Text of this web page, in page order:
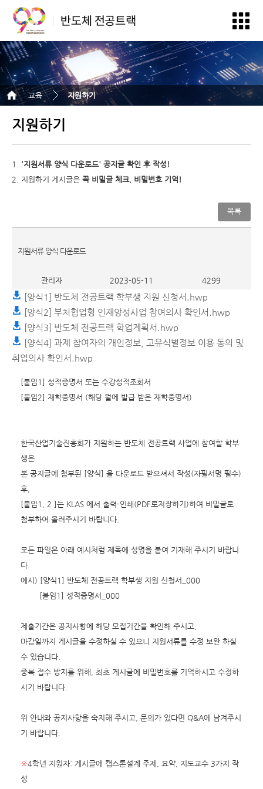
교육 지원하기
지원하기
1. '지원서류 양식 다운로드' 공지글 확인 후 작성!
2. 지원하기 게시글은 꼭 비밀글 체크, 비밀번호 기억!
목록
지원서류 양식 다운로드
관리자 2023-05-11 4299
[양식1] 반도체 전공트랙 학부생 지원 신청서.hwp
[양식2] 부처협업형 인재양성사업 참여의사 확인서.hwp
[양식3] 반도체 전공트랙 학업계획서.hwp
[양식4] 과제 참여자의 개인정보, 고유식별정보 이용 동의 및
취업의사 확인서.hwp
[붙임1] 성적증명서 또는 수강성적조회서
[붙임2] 재학증명서 (해당 월에 발급 받은 재학증명서)
한국산업기술진흥회가 지원하는 반도체 전공트랙 사업에 참여할 학부
생은
본 공지글에 첨부된 [양식] 을 다운로드 받으셔서 작성(자필서명 필수)
후,
[붙임1, 2 ]는 KLAS 에서 출력-인쇄(PDF로저장하기)하여 비밀글로
첨부하여 올려주시기 바랍니다.
모든 파일은 아래 예시처럼 제목에 성명을 붙여 기재해 주시기 바랍니
다.
예시) [양식1] 반도체 전공트랙 학부생 지원 신청서_000
[붙임1] 성적증명서_000
제출기간은 공지사항에 해당 모집기간을 확인해 주시고,
마감일까지 게시글을 수정하실 수 있으니 지원서류를 수정 보완 하실
수 있습니다.
중복 접수 방지를 위해, 최초 게시글에 비밀번호를 기억하시고 수정하
시기 바랍니다.
위 안내와 공지사항을 숙지해 주시고, 문의가 있다면 Q&A에 남겨주시
기 바랍니다.
※4학년 지원자: 게시글에 캡스톤설계 주제, 요약, 지도교수 3가지 작
성